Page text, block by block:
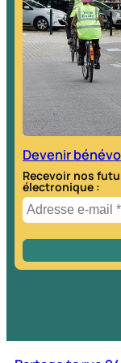
h
e
r
Devenir
Recevoir nos
électronique :